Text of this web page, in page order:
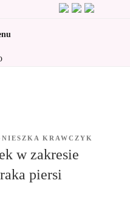
KRAWCZYK
w zakresie
piersi